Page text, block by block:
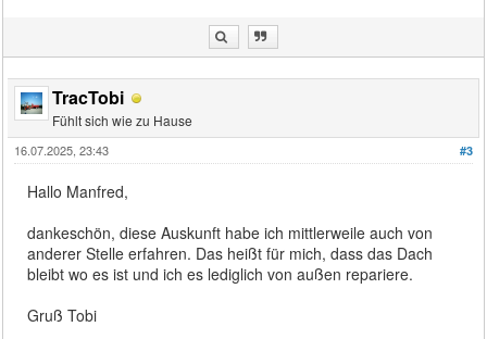
TracTobi
Fühlt sich wie zu Hause
#3
16.07.2025, 23:43
Hallo Manfred,
dankeschön, diese Auskunft habe ich mittlerweile auch von
anderer Stelle erfahren. Das heißt für mich, dass das Dach
bleibt wo es ist und ich es lediglich von außen repariere.
Gruß Tobi